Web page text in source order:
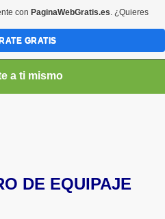
a ti mismo
DE EQUIPAJE
con PaginaWebGratis.es. ¿Quieres
GRATIS